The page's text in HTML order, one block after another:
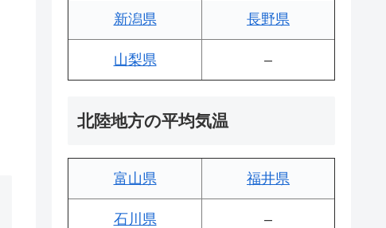
新潟県 長野県
山梨県 –
北陸地方の平均気温
富山県 福井県
石川県 –